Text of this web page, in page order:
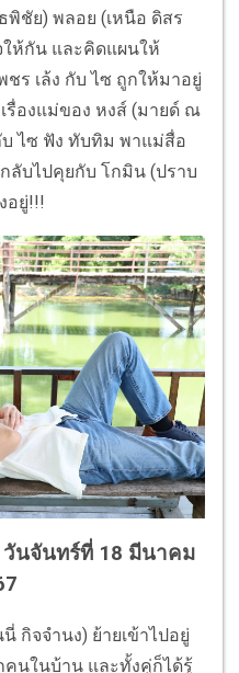
พิชัย) พลอย (เหนือ ดิสร
ให้กัน และคิดแผนให้
ร เล้ง กับ ไซ ถูกให้มาอยู่
รื่องแม่ของ หงส์ (มายด์ ณ
ไซ ฟัง ทับทิม พาแม่สื่อ
ลับไปคุยกับ โกมิน (ปราบ
อยู่!!!
วันจันทร์ที่ 18 มีนาคม
กิจจำนง) ย้ายเข้าไปอยู่
นในบ้าน และทั้งคู่ก็ได้รู้